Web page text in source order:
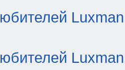
Luxman
Luxman